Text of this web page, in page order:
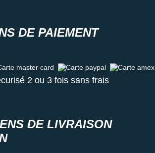
DE PAIEMENT
master card Carte paypal Carte amex
2 ou 3 fois sans frais
DE LIVRAISON